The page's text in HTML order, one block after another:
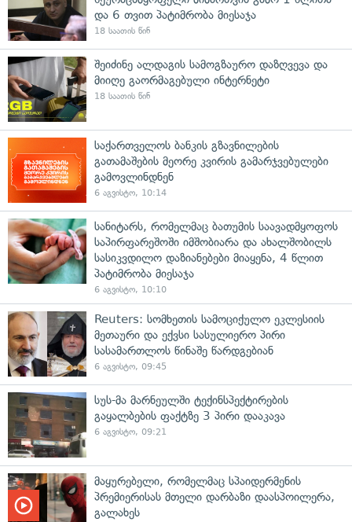
და 6 თვით პატიმრობა მიესაჯა
18 საათის წინ
შეიძინე ალდაგის სამოგზაურო დაზღვევა და
მიიღე გაორმაგებული ინტერნეტი
18 საათის წინ
საქართველოს ბანკის გზავნილების
გათამაშების მეორე კვირის გამარჯვებულები
გამოვლინდნენ
6 აგვისტო, 10:14
სანიტარს, რომელმაც ბათუმის საავადმყოფოს
საპირფარეშოში იმშობიარა და ახალშობილს
სასიკვდილო დაზიანებები მიაყენა, 4 წლით
პატიმრობა მიესაჯა
6 აგვისტო, 10:10
Reuters: სომხეთის სამოციქულო ეკლესიის
მეთაური და ექვსი სასულიერო პირი
სასამართლოს წინაშე წარდგებიან
6 აგვისტო, 09:45
სუს-მა მარნეულში ტექინსპექტირების
გაყალბების ფაქტზე 3 პირი დააკავა
6 აგვისტო, 09:21
მაყურებელი, რომელმაც სპაიდერმენის
პრემიერისას მთელი დარბაზი დაასპოილერა,
გალახეს